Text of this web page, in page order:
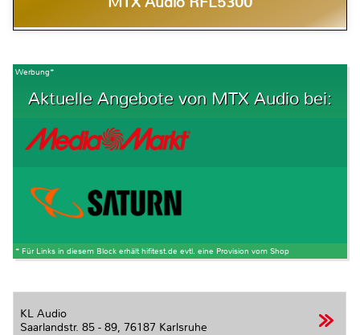
Werbung*
Aktuelle Angebote von MTX Audio bei:
* Für Links in diesem Block erhält hifitest.de evtl. eine Provision vom Shop
KL Audio
Saarlandstr. 85 - 89, 76187 Karlsruhe